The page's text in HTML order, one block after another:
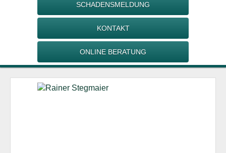
SCHADENSMELDUNG
KONTAKT
ONLINE BERATUNG